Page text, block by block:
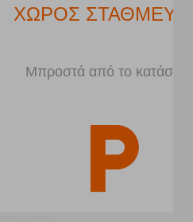
το κατάστημα